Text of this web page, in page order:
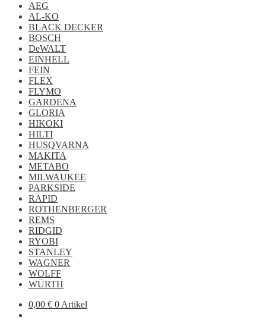
AEG
AL-KO
BLACK DECKER
BOSCH
DeWALT
EINHELL
FEIN
FLEX
FLYMO
GARDENA
GLORIA
HIKOKI
HILTI
HUSQVARNA
MAKITA
METABO
MILWAUKEE
PARKSIDE
RAPID
ROTHENBERGER
REMS
RIDGID
RYOBI
STANLEY
WAGNER
WOLFF
WÜRTH
0,00 € 0 Artikel